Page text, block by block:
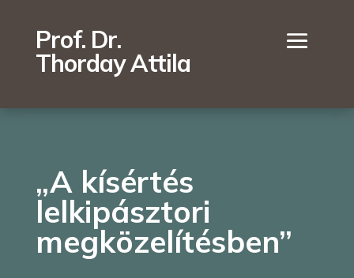
Prof. Dr.
Thorday Attila
„A kísértés
lelkipásztori
megközelítésben”